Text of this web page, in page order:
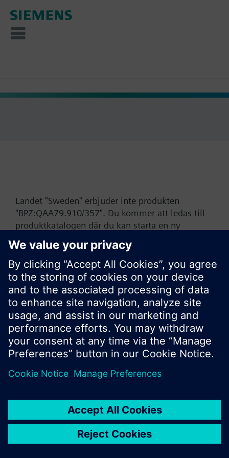
Landet "Sweden" erbjuder inte produkten
"BPZ:QAA79.910/357". Du kommer att ledas till
produktkatalogen där du kan starta en ny
sökning eller bläddra igenom Siemens stora
produktutbud.
OK